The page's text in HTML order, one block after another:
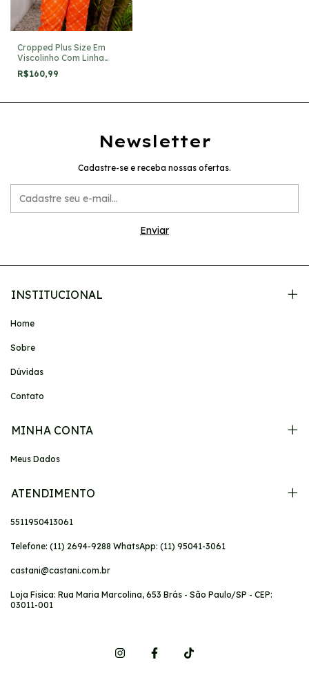
Cropped Plus Size Em
Viscolinho Com Linha
Bordada Em Floral
R$160,99
Newsletter
Cadastre-se e receba nossas ofertas.
INSTITUCIONAL
Home
Sobre
Dúvidas
Contato
MINHA CONTA
Meus Dados
ATENDIMENTO
5511950413061
Telefone: (11) 2694-9288 WhatsApp: (11) 95041-3061
castani@castani.com.br
Loja Fisica: Rua Maria Marcolina, 653 Brás - São Paulo/SP - CEP:
03011-001